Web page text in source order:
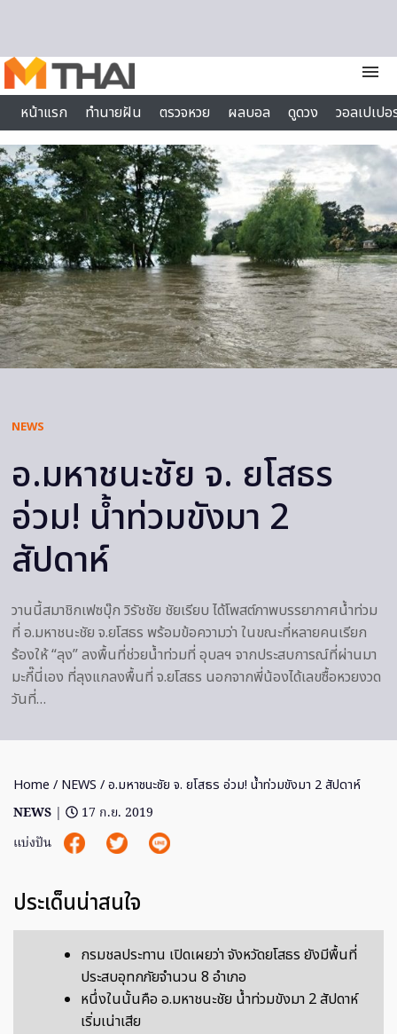
menu
หน้าแรก
ทำนายฝัน ตรวจหวย ผลบอล ดูดวง
วอลเปเป
ไลฟ์สไตล์
NEWS
อ.มหาชนะชัย จ. ยโสธร
อ่วม! น้ำท่วมขังมา 2
สัปดาห์
วานนี้สมาชิกเฟซบุ๊ก วิรัชชัย ชัยเรียบ ได้โพสต์ภาพบรรยากาศน้ำท่วม
ที่ อ.มหาชนะชัย จ.ยโสธร พร้อมข้อความว่า ในขณะที่หลายคนเรียก
ร้องให้ “ลุง” ลงพื้นที่ช่วยน้ำท่วมที่ อุบลฯ จากประสบการณ์ที่ผ่านมา
มะกี๊นี่เอง ที่ลุงแกลงพื้นที่ จ.ยโสธร นอกจากพี่น้องได้เลขซื้อหวยงวด
วันที่…
Home / NEWS / อ.มหาชนะชัย จ. ยโสธร อ่วม! น้ำท่วมขังมา 2 สัปดาห์
NEWS |
17 ก.ย. 2019
แบ่งปัน
ประเด็นน่าสนใจ
กรมชลประทาน เปิดเผยว่า จังหวัดยโสธร ยังมีพื้นที่
ประสบอุทกภัยจํานวน 8 อําเภอ
หนึ่งในนั้นคือ อ.มหาชนะชัย น้ำท่วมขังมา 2 สัปดาห์
เริ่มเน่าเสีย